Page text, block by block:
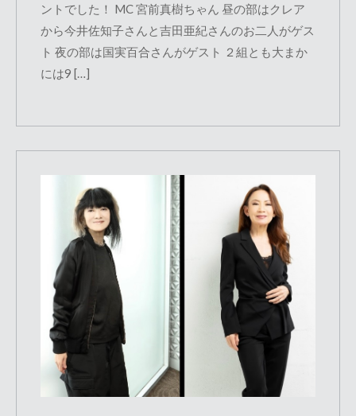
ントでした！ MC 宮前真樹ちゃん 昼の部はクレア
から今井佐知子さんと吉田亜紀さんのお二人がゲス
ト 夜の部は国実百合さんがゲスト ２組とも大まか
には9 […]